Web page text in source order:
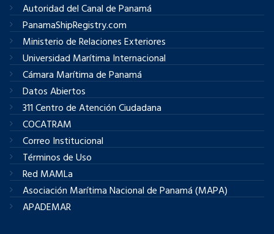
Autoridad del Canal de Panamá
PanamaShipRegistry.com
Ministerio de Relaciones Exteriores
Universidad Marítima Internacional
Cámara Marítima de Panamá
Datos Abiertos
311 Centro de Atención Ciudadana
COCATRAM
Correo Institucional
Términos de Uso
Red MAMLa
Asociación Marítima Nacional de Panamá (MAPA)
APADEMAR